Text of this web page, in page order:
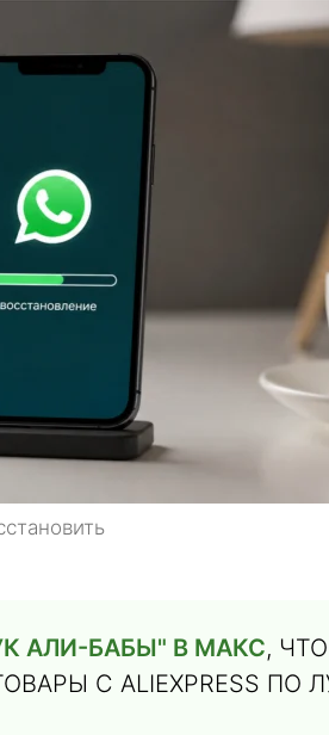
АЛИ-БАБЫ" В МАКС,
С ALIEXPRESS ПО